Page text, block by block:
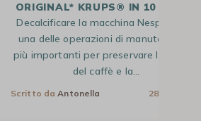
ORIGINAL* KRUPS® IN 10 TAPPE
Decalcificare la macchina Nespresso è
una delle operazioni di manutenzione
più importanti per preservare la qualità
del caffè e la…
Scritto daAntonella 28 Mag 2026